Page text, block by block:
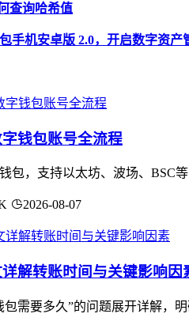
查询哈希值
手机安卓版 2.0，开启数字资产
钱包账号全流程
包，支持以太坊、波场、
2026-08-07
解转账时间与关键影响因
包需要多久”的问题展开详解